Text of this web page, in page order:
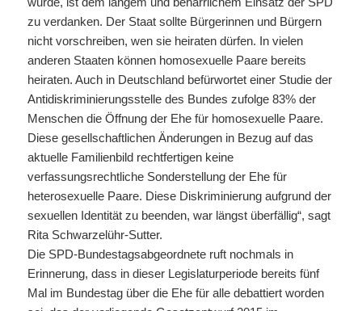
zu verdanken. Der Staat sollte Bürgerinnen und Bürgern
nicht vorschreiben, wen sie heiraten dürfen. In vielen
anderen Staaten können homosexuelle Paare bereits
heiraten. Auch in Deutschland befürwortet einer Studie der
Antidiskriminierungsstelle des Bundes zufolge 83% der
Menschen die Öffnung der Ehe für homosexuelle Paare.
Diese gesellschaftlichen Änderungen in Bezug auf das
aktuelle Familienbild rechtfertigen keine
verfassungsrechtliche Sonderstellung der Ehe für
heterosexuelle Paare. Diese Diskriminierung aufgrund der
sexuellen Identität zu beenden, war längst überfällig“, sagt
Rita Schwarzelühr-Sutter.
Die SPD-Bundestagsabgeordnete ruft nochmals in
Erinnerung, dass in dieser Legislaturperiode bereits fünf
Mal im Bundestag über die Ehe für alle debattiert worden